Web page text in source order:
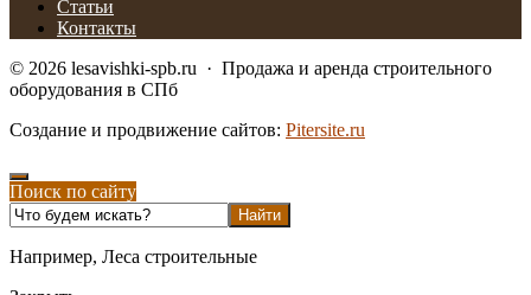
Статьи
Контакты
© 2026 lesavishki-spb.ru · Продажа и аренда строительного
оборудования в СПб
Создание и продвижение сайтов: Pitersite.ru
Поиск по сайту
Например, Леса строительные